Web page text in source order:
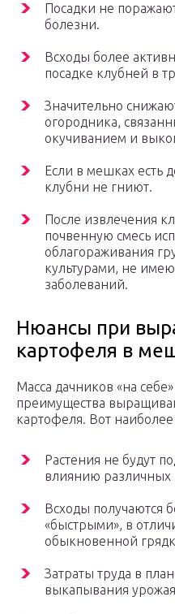
Посадки не
болезни.
Всходы более
посадке клубней в
Значительно
огородника,
окучиванием и
Если в мешках есть
клубни не гниют.
После извлечения
почвенную смесь
облагораживания
культурами, не
заболеваний.
Нюансы при
картофеля в
Масса дачников «на
преимущества
картофеля. Вот
Растения не будут
влиянию различных
Всходы получаются
«быстрыми», в
обыкновенной
Затраты труда в
выкапывания